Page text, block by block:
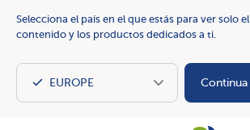
Selecciona el país en el que estás para ver solo el
contenido y los productos dedicados a ti.
Continua